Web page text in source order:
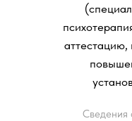
аттестацию,
Сведения